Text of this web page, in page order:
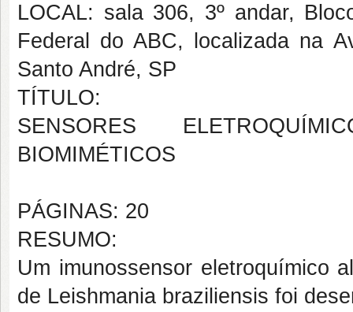
LOCAL: sala 306, 3º andar,
Federal do ABC, localizada na
Santo André, SP
TÍTULO:
SENSORES
BIOMIMÉTICOS
PÁGINAS: 20
RESUMO:
Um imunossensor eletroquímico
de Leishmania braziliensis foi